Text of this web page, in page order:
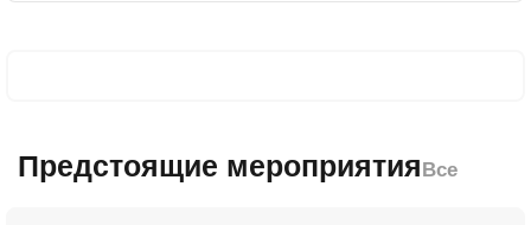
Предстоящие мероприятияВсе